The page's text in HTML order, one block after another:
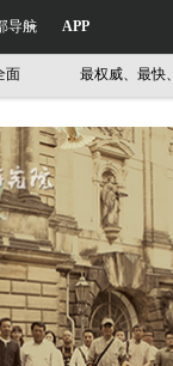
导航 APP
最权威、最快、